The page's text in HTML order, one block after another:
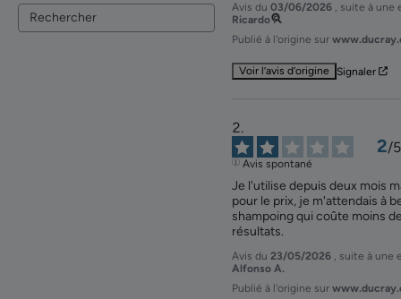
Avis du 03/06/2026 , suite à une
Ricardo F.
Publié à l'origine sur
Voir l’avis d’origine Signaler
2/5
Avis spontané
Je l'utilise depuis deux mois
pour le prix, je m'attendais à
shampoing qui coûte moins
résultats.
Avis du 23/05/2026 , suite à une
Alfonso A.
Publié à l'origine sur